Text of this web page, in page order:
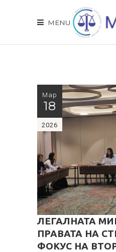
MENU
Мар
18
2026
ЛЕГАЛНАТА
ПРАВАТА НА
ФОКУС НА